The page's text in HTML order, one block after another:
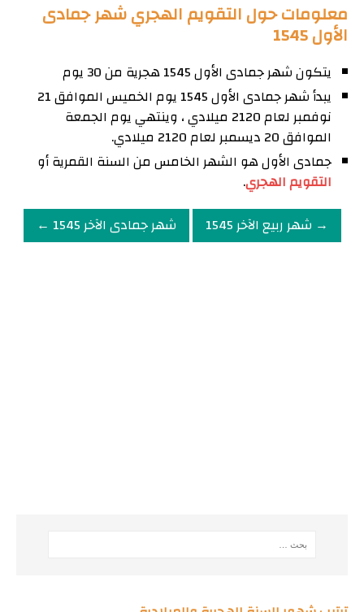
معلومات حول التقويم الهجري شهر جمادى
الأول 1545
يتكون شهر جمادى الأول 1545 هجرية من 30 يوم
يبدأ شهر جمادى الأول 1545 يوم الخميس الموافق 21
نوفمبر لعام 2120 ميلادي ، وينتهي يوم الجمعة
الموافق 20 ديسمبر لعام 2120 ميلادي.
جمادى الأول هو الشهر الخامس من السنة القمرية أو
التقويم الهجري.
→ شهر ربيع الآخر 1545
شهر جمادى الآخر 1545 ←